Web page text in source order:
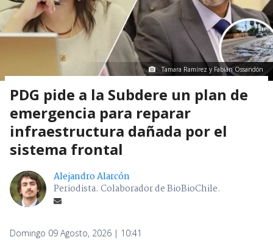
Tamara Ramírez y Fabián Ossandón
PDG pide a la Subdere un plan de
emergencia para reparar
infraestructura dañada por el
sistema frontal
Alejandro Alarcón
Periodista. Colaborador de BioBioChile.
Domingo 09 Agosto, 2026 | 10:41